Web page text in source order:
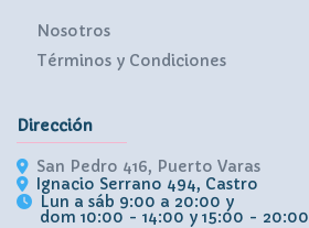
Nosotros
Términos y Condiciones
Dirección
San Pedro 416, Puerto Varas
Ignacio Serrano 494, Castro
Lun a sáb 9:00 a 20:00 y
dom 10:00 - 14:00 y 15:00 - 20:00